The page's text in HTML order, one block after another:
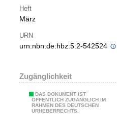
Heft
März
URN
urn:nbn:de:hbz:5:2-542524
Zugänglichkeit
DAS DOKUMENT IST
ÖFFENTLICH ZUGÄNGLICH IM
RAHMEN DES DEUTSCHEN
URHEBERRECHTS.